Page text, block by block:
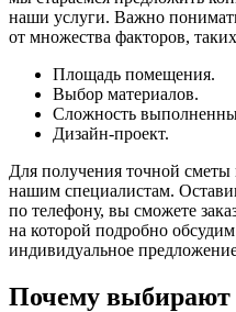
наши услуги. Важно
от множества факторов,
Площадь помещения.
Выбор материалов.
Сложность
Дизайн-проект.
Для получения точной
нашим специалистам.
по телефону, вы сможете
на которой подробно
индивидуальное
Почему выбирают